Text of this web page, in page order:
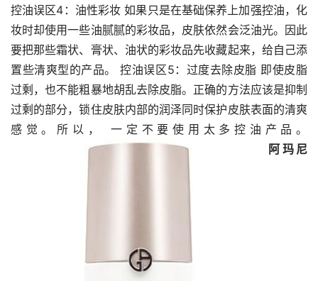
控油误区4：油性彩妆 如果只是在基础保养上加强控油，化
妆时却使用一些油腻腻的彩妆品，皮肤依然会泛油光。因此
要把那些霜状、膏状、油状的彩妆品先收藏起来，给自己添
置些清爽型的产品。 控油误区5：过度去除皮脂 即使皮脂
过剩，也不能粗暴地胡乱去除皮脂。正确的方法应该是抑制
过剩的部分，锁住皮肤内部的润泽同时保护皮肤表面的清爽
感觉。所以， 一定不要使用太多控油产品。
阿玛尼